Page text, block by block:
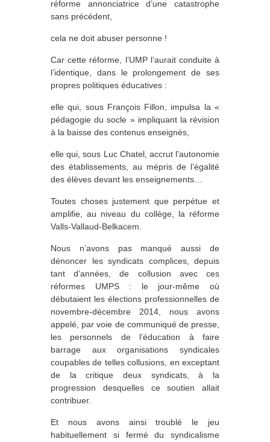
réforme annonciatrice d’une catastrophe
sans précédent,
cela ne doit abuser personne !
Car cette réforme, l’UMP l’aurait conduite à
l’identique, dans le prolongement de ses
propres politiques éducatives :
elle qui, sous François Fillon, impulsa la «
pédagogie du socle » impliquant la révision
à la baisse des contenus enseignés,
elle qui, sous Luc Chatel, accrut l’autonomie
des établissements, au mépris de l’égalité
des élèves devant les enseignements…
Toutes choses justement que perpétue et
amplifie, au niveau du collège, la réforme
Valls-Vallaud-Belkacem.
Nous n’avons pas manqué aussi de
dénoncer les syndicats complices, depuis
tant d’années, de collusion avec ces
réformes UMPS : le jour-même où
débutaient les élections professionnelles de
novembre-décembre 2014, nous avons
appelé, par voie de communiqué de presse,
les personnels de l’éducation à faire
barrage aux organisations syndicales
coupables de telles collusions, en exceptant
de la critique deux syndicats, à la
progression desquelles ce soutien allait
contribuer.
Et nous avons ainsi troublé le jeu
habituellement si fermé du syndicalisme